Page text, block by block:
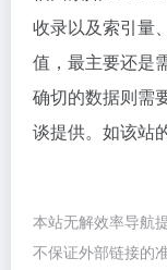
收录以及索引量
值，最主要还是
确切的数据则需
谈提供。如该站
本站无解效率导航
不保证外部链接的